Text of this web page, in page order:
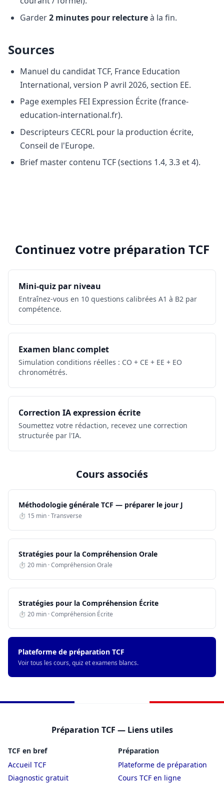
Garder2 minutes pour relectureà la fin.
Sources
Manuel du candidat TCF, France Education
International, version P avril 2026, section EE.
Page exemples FEI Expression Écrite (france-
education-international.fr).
Descripteurs CECRL pour la production écrite,
Conseil de l'Europe.
Brief master contenu TCF (sections 1.4, 3.3 et 4).
Continuez votre préparation TCF
Mini-quiz par niveau
Entraînez-vous en 10 questions calibrées A1 à B2 par
compétence.
Examen blanc complet
Simulation conditions réelles : CO + CE + EE + EO
chronométrés.
Correction IA expression écrite
Soumettez votre rédaction, recevez une correction
structurée par l'IA.
Cours associés
Méthodologie générale TCF — préparer le jour J
⏱ 15 min · Transverse
Stratégies pour la Compréhension Orale
⏱ 20 min · Compréhension Orale
Stratégies pour la Compréhension Écrite
⏱ 20 min · Compréhension Écrite
Plateforme de préparation TCF
Voir tous les cours, quiz et examens blancs.
Préparation TCF — Liens utiles
TCF en bref
Accueil TCF
Diagnostic gratuit
Préparation
Plateforme de préparation
Cours TCF en ligne